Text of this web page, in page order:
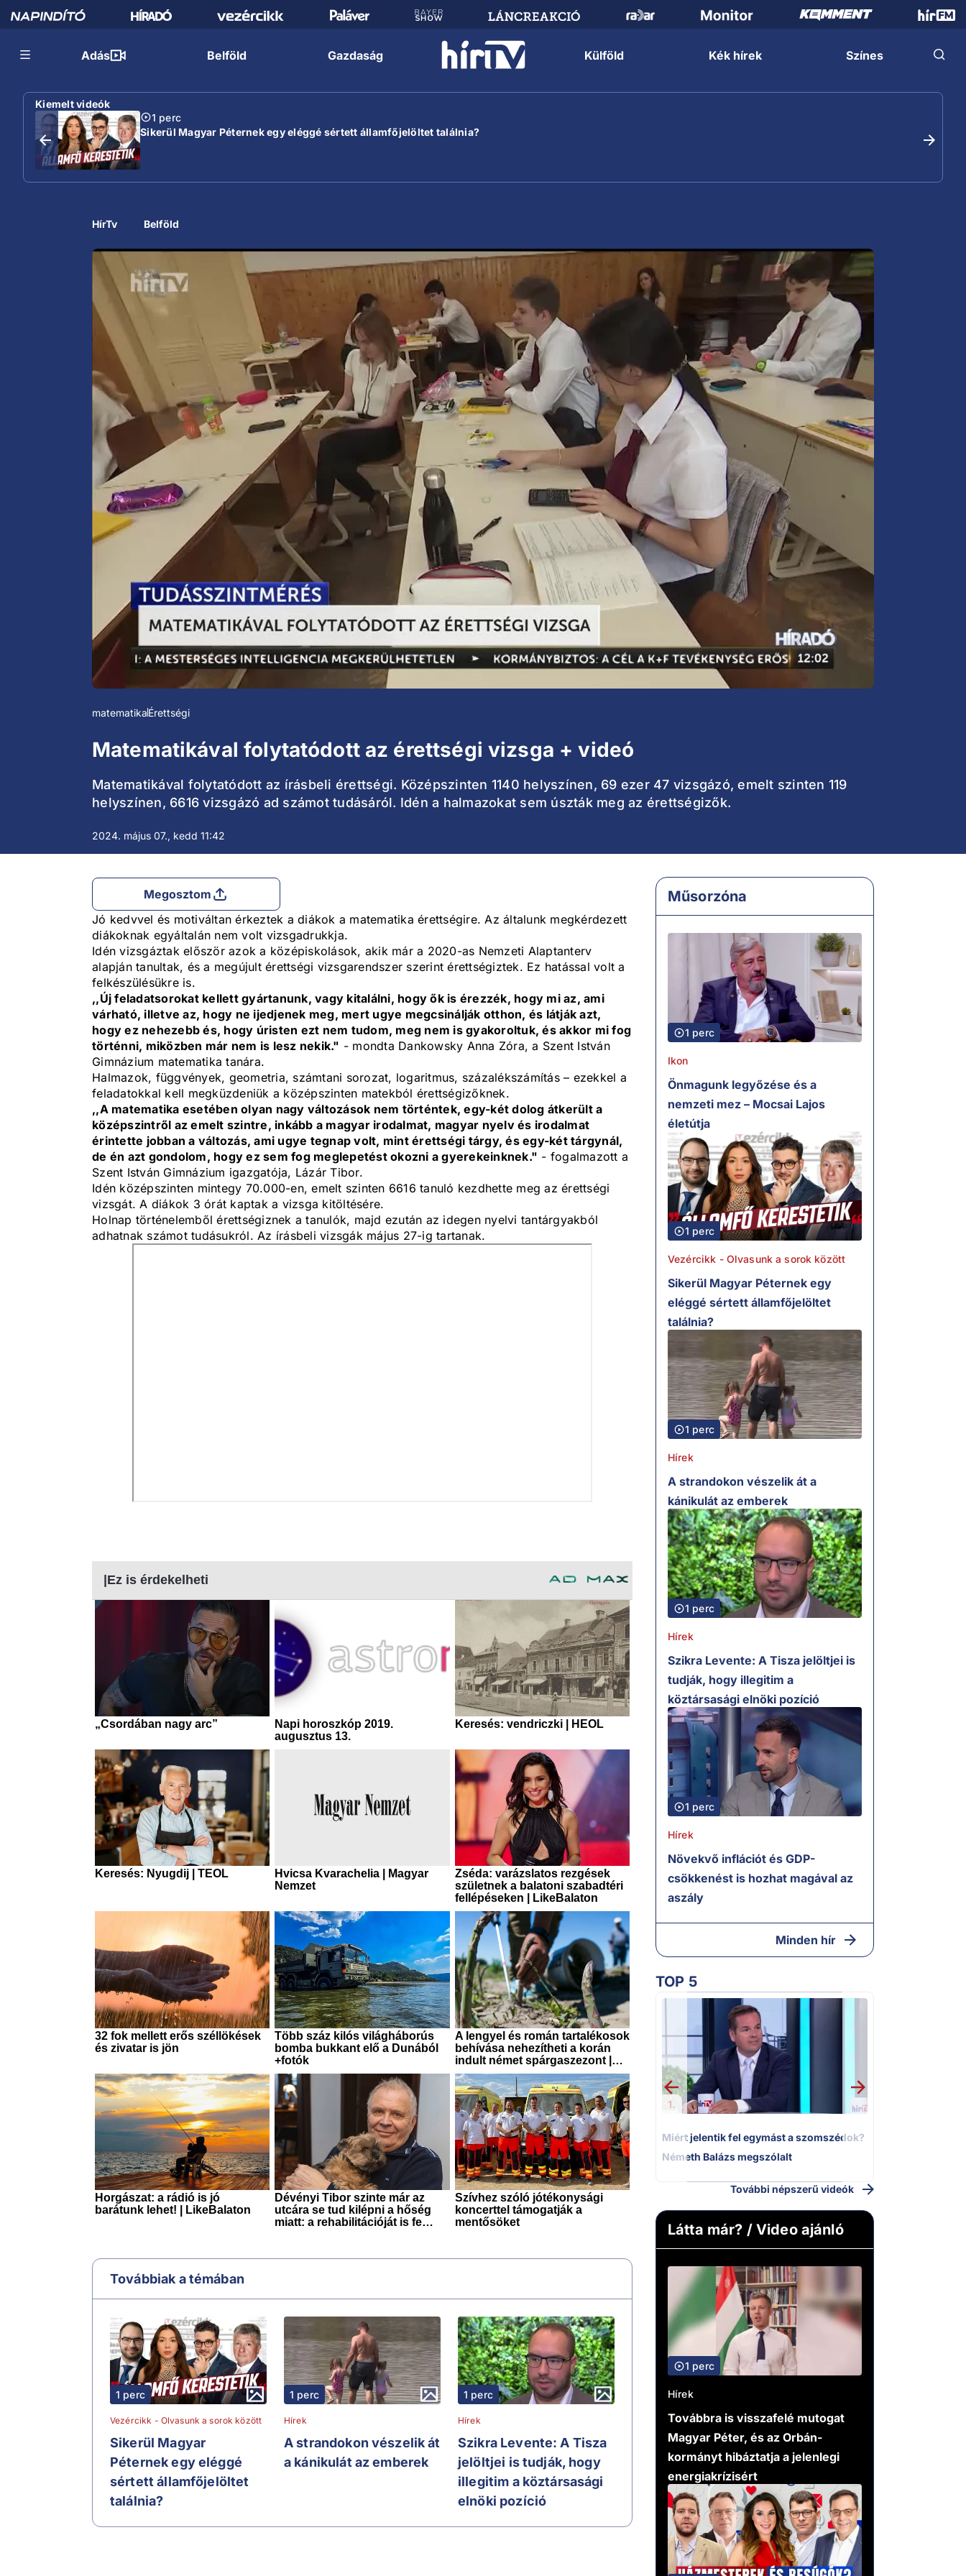
Adás Belföld Gazdaság Külföld Kék hírek Színes
Kiemelt videók
1 perc
Sikerül Magyar Péternek egy eléggé sértett államfőjelöltet találnia?
HírTv Belföld
matematikaÉrettségi
Matematikával folytatódott az érettségi vizsga + videó
Matematikával folytatódott az írásbeli érettségi. Középszinten 1140 helyszínen, 69 ezer 47 vizsgázó, emelt szinten 119
helyszínen, 6616 vizsgázó ad számot tudásáról. Idén a halmazokat sem úszták meg az érettségizők.
2024. május 07., kedd 11:42
Megosztom
Jó kedvvel és motiváltan érkeztek a diákok a matematika érettségire. Az általunk megkérdezett
diákoknak egyáltalán nem volt vizsgadrukkja.
Idén vizsgáztak először azok a középiskolások, akik már a 2020-as Nemzeti Alaptanterv
alapján tanultak, és a megújult érettségi vizsgarendszer szerint érettségiztek. Ez hatással volt a
felkészülésükre is.
,,Új feladatsorokat kellett gyártanunk, vagy kitalálni, hogy ők is érezzék, hogy mi az, ami
várható, illetve az, hogy ne ijedjenek meg, mert ugye megcsinálják otthon, és látják azt,
hogy ez nehezebb és, hogy úristen ezt nem tudom, meg nem is gyakoroltuk, és akkor mi fog
történni, miközben már nem is lesz nekik." - mondta Dankowsky Anna Zóra, a Szent István
Gimnázium matematika tanára.
Halmazok, függvények, geometria, számtani sorozat, logaritmus, százalékszámítás – ezekkel a
feladatokkal kell megküzdeniük a középszinten matekból érettségizőknek.
,,A matematika esetében olyan nagy változások nem történtek, egy-két dolog átkerült a
középszintről az emelt szintre, inkább a magyar irodalmat, magyar nyelv és irodalmat
érintette jobban a változás, ami ugye tegnap volt, mint érettségi tárgy, és egy-két tárgynál,
de én azt gondolom, hogy ez sem fog meglepetést okozni a gyerekeinknek." - fogalmazott a
Szent István Gimnázium igazgatója, Lázár Tibor.
Idén középszinten mintegy 70.000-en, emelt szinten 6616 tanuló kezdhette meg az érettségi
vizsgát. A diákok 3 órát kaptak a vizsga kitöltésére.
Holnap történelemből érettségiznek a tanulók, majd ezután az idegen nyelvi tantárgyakból
adhatnak számot tudásukról. Az írásbeli vizsgák május 27-ig tartanak.
Továbbiak a témában
1 perc
Vezércikk - Olvasunk a sorok között
Sikerül Magyar
Péternek egy eléggé
sértett államfőjelöltet
találnia?
1 perc
Hírek
A strandokon vészelik át
a kánikulát az emberek
1 perc
Hírek
Szikra Levente: A Tisza
jelöltjei is tudják, hogy
illegitim a köztársasági
elnöki pozíció
Műsorzóna
1 perc
Ikon
Önmagunk legyőzése és a
nemzeti mez – Mocsai Lajos
életútja
1 perc
Vezércikk - Olvasunk a sorok között
Sikerül Magyar Péternek egy
eléggé sértett államfőjelöltet
találnia?
1 perc
Hírek
A strandokon vészelik át a
kánikulát az emberek
1 perc
Hírek
Szikra Levente: A Tisza jelöltjei is
tudják, hogy illegitim a
köztársasági elnöki pozíció
1 perc
Hírek
Növekvő inflációt és GDP-
csökkenést is hozhat magával az
aszály
Minden hír
TOP 5
1.
Miért jelentik fel egymást a szomszédok?
Németh Balázs megszólalt
További népszerű videók
Látta már? / Video ajánló
1 perc
Hírek
Továbbra is visszafelé mutogat
Magyar Péter, és az Orbán-
kormányt hibáztatja a jelenlegi
energiakrízisért